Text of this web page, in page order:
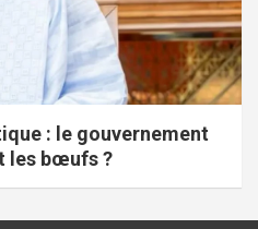
: le gouvernement
les bœufs ?